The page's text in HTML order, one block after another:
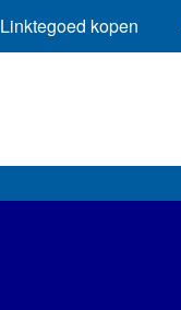
Linktegoed kopen